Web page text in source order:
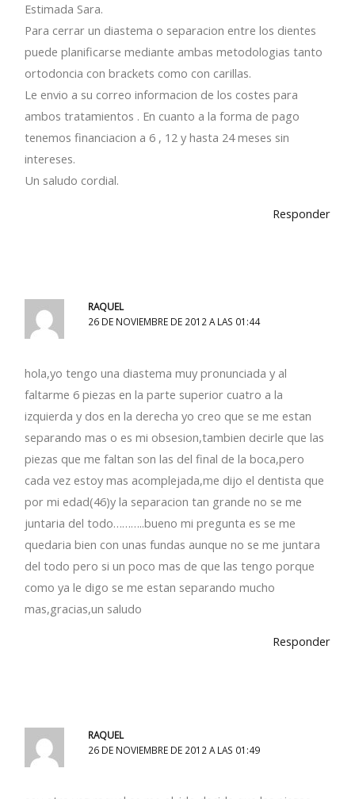
Estimada Sara.
Para cerrar un diastema o separacion entre los dientes
puede planificarse mediante ambas metodologias tanto
ortodoncia con brackets como con carillas.
Le envio a su correo informacion de los costes para
ambos tratamientos . En cuanto a la forma de pago
tenemos financiacion a 6 , 12 y hasta 24 meses sin
intereses.
Un saludo cordial.
Responder
RAQUEL
26 DE NOVIEMBRE DE 2012 A LAS 01:44
hola,yo tengo una diastema muy pronunciada y al
faltarme 6 piezas en la parte superior cuatro a la
izquierda y dos en la derecha yo creo que se me estan
separando mas o es mi obsesion,tambien decirle que las
piezas que me faltan son las del final de la boca,pero
cada vez estoy mas acomplejada,me dijo el dentista que
por mi edad(46)y la separacion tan grande no se me
juntaria del todo………..bueno mi pregunta es se me
quedaria bien con unas fundas aunque no se me juntara
del todo pero si un poco mas de que las tengo porque
como ya le digo se me estan separando mucho
mas,gracias,un saludo
Responder
RAQUEL
26 DE NOVIEMBRE DE 2012 A LAS 01:49